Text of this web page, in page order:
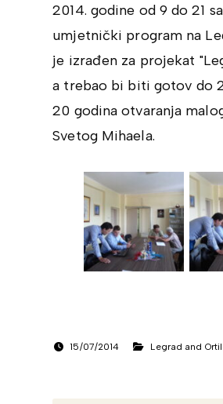
2014. godine od 9 do 21
umjetnički program na
je izrađen za projekat
a trebao bi biti gotov do
20 godina otvaranja
Svetog Mihaela.
15/07/2014 Legrad and